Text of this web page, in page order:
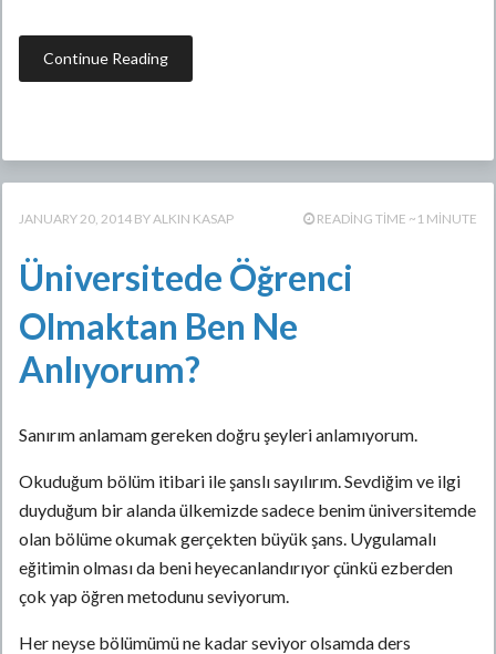
Continue Reading
JANUARY 20, 2014 ALKIN KASAP READING TIME ~1 MINUTE
Üniversitede Öğrenci
Olmaktan Ben Ne
Anlıyorum?
Sanırım anlamam gereken doğru şeyleri anlamıyorum.
Okuduğum bölüm itibari ile şanslı sayılırım. Sevdiğim ve ilgi
duyduğum bir alanda ülkemizde sadece benim üniversitemde
olan bölüme okumak gerçekten büyük şans. Uygulamalı
eğitimin olması da beni heyecanlandırıyor çünkü ezberden
çok yap öğren metodunu seviyorum.
Her neyse bölümümü ne kadar seviyor olsamda ders